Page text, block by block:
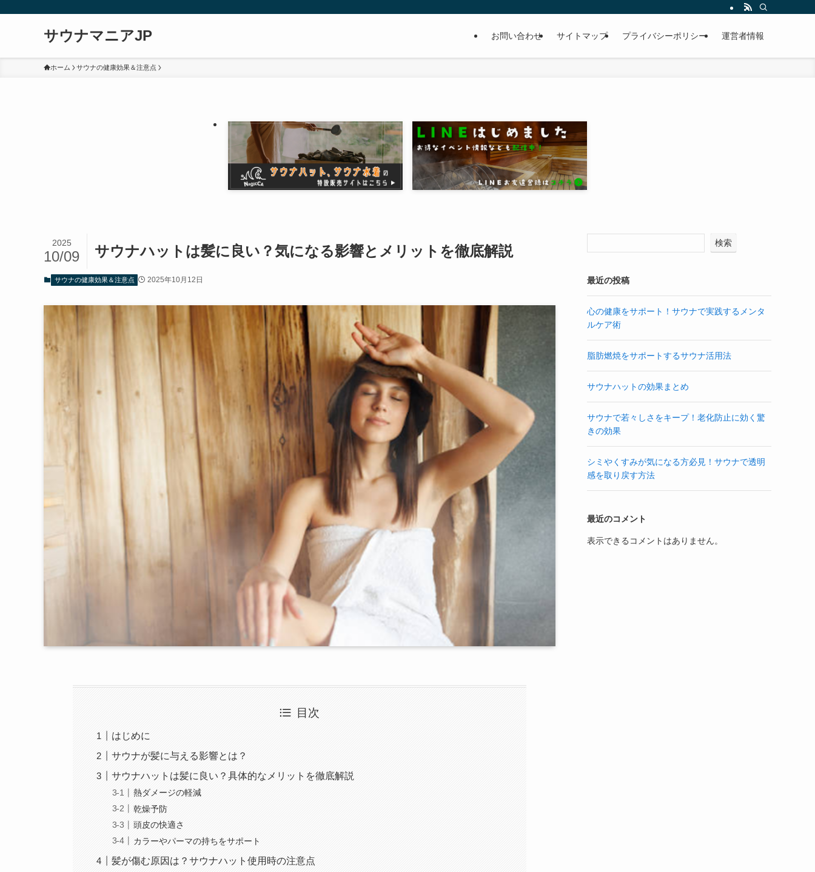
サウナマニアJP お問い合わせ サイトマップ プライバシーポリシー 運営者情報
ホーム サウナの健康効果＆注意点
サウナハットは髪に良い？気になる影響とメリットを徹底解説
2025
10/09
サウナの健康効果＆注意点 2025年10月12日
目次
はじめに
サウナが髪に与える影響とは？
サウナハットは髪に良い？具体的なメリットを徹底解説
熱ダメージの軽減
乾燥予防
頭皮の快適さ
カラーやパーマの持ちをサポート
髪が傷む原因は？サウナハット使用時の注意点
検索
最近の投稿
心の健康をサポート！サウナで実践するメンタ
ルケア術
脂肪燃焼をサポートするサウナ活用法
サウナハットの効果まとめ
サウナで若々しさをキープ！老化防止に効く驚
きの効果
シミやくすみが気になる方必見！サウナで透明
感を取り戻す方法
最近のコメント
表示できるコメントはありません。